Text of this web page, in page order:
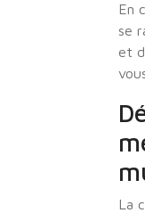
En
se
et
La